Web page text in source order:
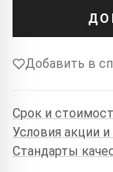
Добавить в
Срок и
Условия акции
Стандарты